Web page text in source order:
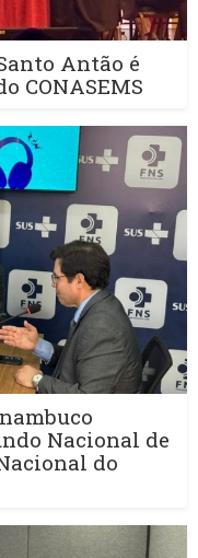
Antão é
CONASEMS
Nacional de
do